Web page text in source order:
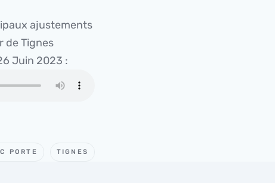
ajustements
de Tignes
Juin 2023 :
PORTE TIGNES